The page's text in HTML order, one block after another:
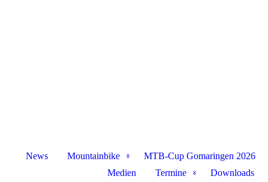
News Mountainbike MTB-Cup Gomaringen 2026
Medien
Termine Downloads